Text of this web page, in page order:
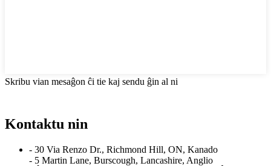
Skribu vian mesaĝon ĉi tie kaj sendu ĝin al ni
Kontaktu nin
- 30 Via Renzo Dr., Richmond Hill, ON, Kanado
- 5 Martin Lane, Burscough, Lancashire, Anglio